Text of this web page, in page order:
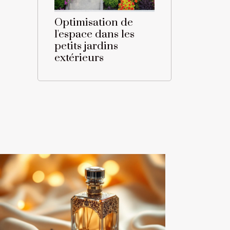
Optimisation de
l'espace dans les
petits jardins
extérieurs